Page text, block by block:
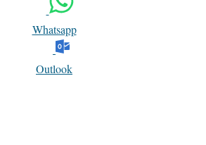
Whatsapp
Outlook